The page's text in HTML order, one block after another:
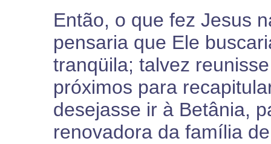
Então, o que fez Jesus
pensaria que Ele
tranqüila; talvez
próximos para
desejasse ir à Betânia,
renovadora da família